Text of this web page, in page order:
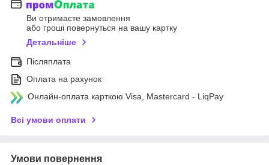
Ви отримаєте замовлення
або гроші повернуться на вашу картку
Детальніше
Післяплата
Оплата на рахунок
Онлайн-оплата карткою Visa, Mastercard - LiqPay
Всі умови оплати
Умови повернення